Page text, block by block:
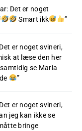
Det er noget
Smart ikk ”
er noget svineri,
at læse den her
se Maria
”
er noget svineri,
jeg kan ikke se
bringe